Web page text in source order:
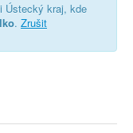
Ústecký kraj, kde
. Zrušit